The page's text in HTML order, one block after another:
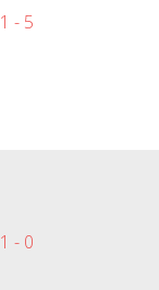
1 - 5
1 - 0